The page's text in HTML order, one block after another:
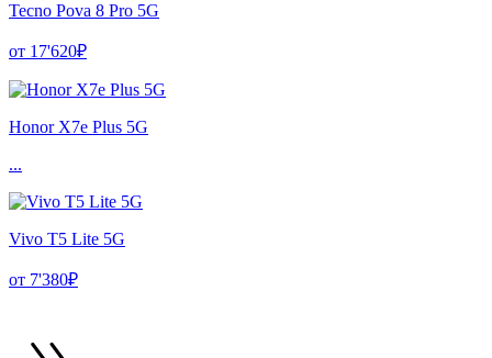
Tecno Pova 8 Pro 5G
от 17'620₽
Honor X7e Plus 5G
...
Vivo T5 Lite 5G
от 7'380₽